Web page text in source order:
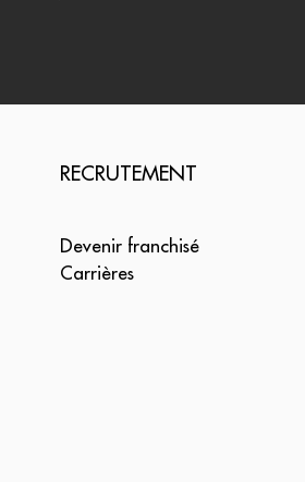
RECRUTEMENT
Devenir franchisé
Carrières